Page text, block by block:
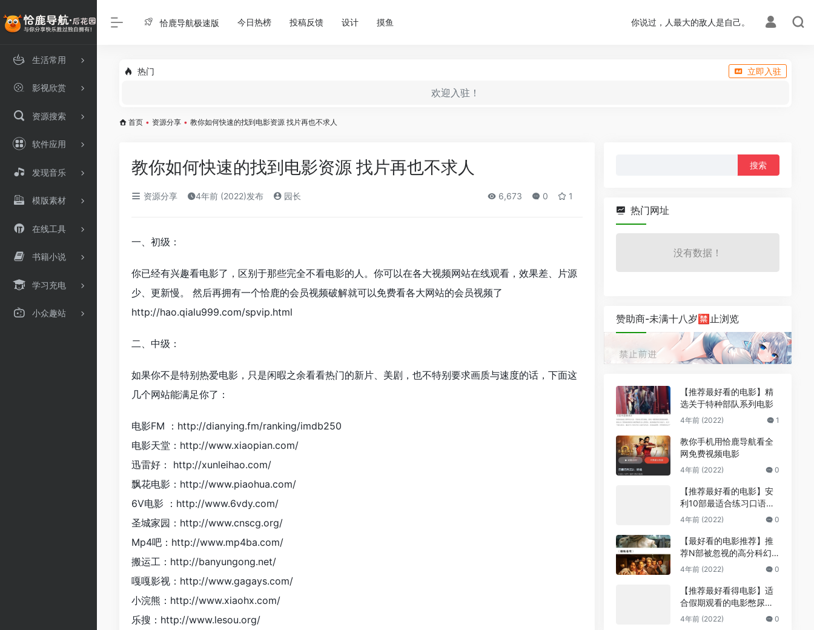
生活常用
影视欣赏
资源搜索
软件应用
发现音乐
模版素材
在线工具
书籍小说
学习充电
小众趣站
恰鹿导航极速版 今日热榜 投稿反馈 设计 摸鱼 你说过，人最大的敌人是自己。
热门 立即入驻
欢迎入驻！
首页 • 资源分享 • 教你如何快速的找到电影资源 找片再也不求人
教你如何快速的找到电影资源 找片再也不求人
资源分享 4年前 (2022)发布 园长 6,673 0 1
一、初级：
你已经有兴趣看电影了，区别于那些完全不看电影的人。你可以在各大视频网站在线观看，效果差、片源
少、更新慢。 然后再拥有一个恰鹿的会员视频破解就可以免费看各大网站的会员视频了
http://hao.qialu999.com/spvip.html
二、中级：
如果你不是特别热爱电影，只是闲暇之余看看热门的新片、美剧，也不特别要求画质与速度的话，下面这
几个网站能满足你了：
电影FM ：http://dianying.fm/ranking/imdb250
电影天堂：http://www.xiaopian.com/
迅雷好： http://xunleihao.com/
飘花电影：http://www.piaohua.com/
6V电影 ：http://www.6vdy.com/
圣城家园：http://www.cnscg.org/
Mp4吧：http://www.mp4ba.com/
搬运工：http://banyungong.net/
嘎嘎影视：http://www.gagays.com/
小浣熊：http://www.xiaohx.com/
乐搜：http://www.lesou.org/
热门网址
没有数据！
赞助商-未满十八岁🈲止浏览
【推荐最好看的电影】精
选关于特种部队系列电影
4年前 (2022) 1
教你手机用恰鹿导航看全
网免费视频电影
4年前 (2022) 0
【推荐最好看的电影】安
利10部最适合练习口语的
电影
4年前 (2022) 0
【最好看的电影推荐】推
荐N部被忽视的高分科幻
电影
4年前 (2022) 0
【推荐最好看得电影】适
合假期观看的电影憋尿也
要看完
4年前 (2022) 0